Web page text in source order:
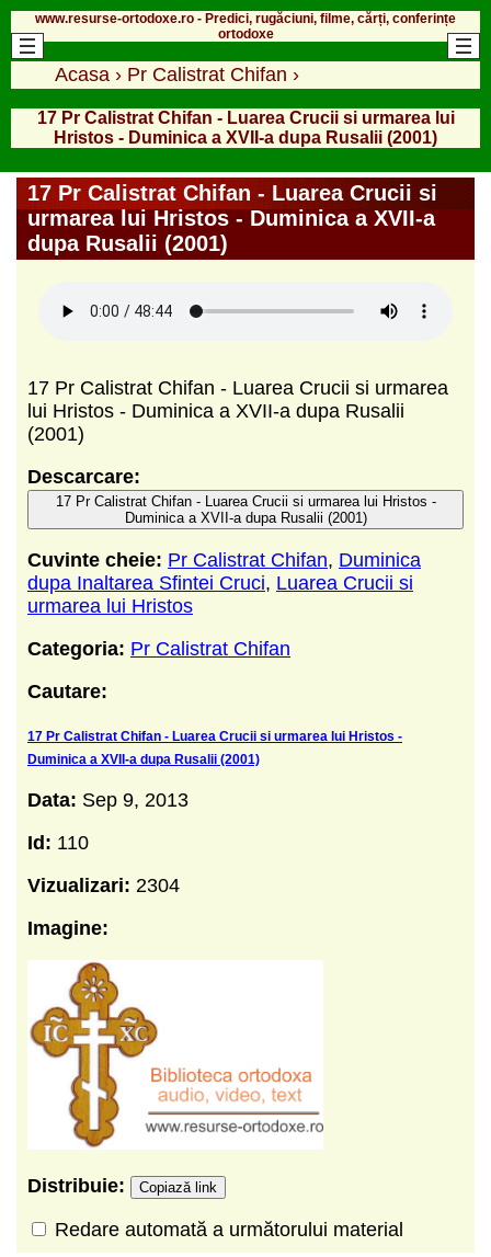
www.resurse-ortodoxe.ro - Predici, rugăciuni, filme, cărți, conferințe
ortodoxe
Acasa › Pr Calistrat Chifan ›
17 Pr Calistrat Chifan - Luarea Crucii si urmarea lui
Hristos - Duminica a XVII-a dupa Rusalii (2001)
17 Pr Calistrat Chifan - Luarea Crucii si
urmarea lui Hristos - Duminica a XVII-a
dupa Rusalii (2001)
17 Pr Calistrat Chifan - Luarea Crucii si urmarea
lui Hristos - Duminica a XVII-a dupa Rusalii
(2001)
Descarcare:
17 Pr Calistrat Chifan - Luarea Crucii si urmarea lui Hristos -
Duminica a XVII-a dupa Rusalii (2001)
Cuvinte cheie: Pr Calistrat Chifan, Duminica
dupa Inaltarea Sfintei Cruci, Luarea Crucii si
urmarea lui Hristos
Categoria: Pr Calistrat Chifan
Cautare:
17 Pr Calistrat Chifan - Luarea Crucii si urmarea lui Hristos -
Duminica a XVII-a dupa Rusalii (2001)
Data: Sep 9, 2013
Id: 110
Vizualizari: 2304
Imagine:
Distribuie: Copiază link
Redare automată a următorului material